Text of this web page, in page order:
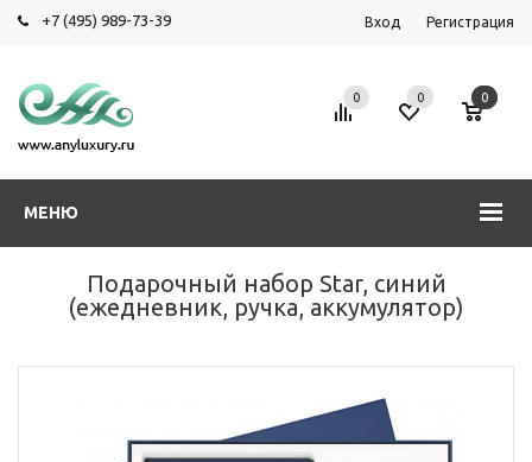
+7 (495) 989-73-39 Вход Регистрация
МЕНЮ
0 0 0
Подарочный набор Star, синий
(ежедневник, ручка, аккумулятор)